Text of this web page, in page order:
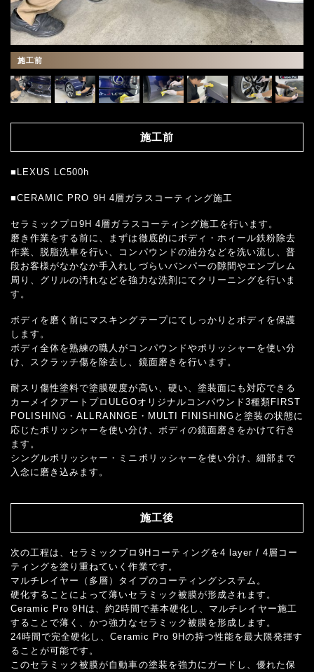
施工前
施工前
■LEXUS LC500h
■CERAMIC PRO 9H 4層ガラスコーティング施工
セラミックプロ9H 4層ガラスコーティング施工を行います。
磨き作業をする前に、まずは徹底的にボディ・ホィール鉄粉除去
作業、脱脂洗車を行い、コンパウンドの油分などを洗い流し、普
段お客様がなかなか手入れしづらいバンパーの隙間やエンブレム
周り、グリルの汚れなどを強力な洗剤にてクリーニングを行いま
す。
ボディを磨く前にマスキングテープにてしっかりとボディを保護
します。
ボディ全体を熟練の職人がコンパウンドやポリッシャーを使い分
け、スクラッチ傷を除去し、鏡面磨きを行います。
耐スリ傷性塗料で塗膜硬度が高い、硬い、塗装面にも対応できる
カーメイクアートプロULGOオリジナルコンパウンド3種類FIRST
POLISHING・ALLRANNGE・MULTI FINISHINGと塗装の状態に
応じたポリッシャーを使い分け、ボディの鏡面磨きをかけて行き
ます。
シングルポリッシャー・ミニポリッシャーを使い分け、細部まで
入念に磨き込みます。
施工後
次の工程は、セラミックプロ9Hコーティングを4 layer / 4層コー
ティングを塗り重ねていく作業です。
マルチレイヤー（多層）タイプのコーティングシステム。
硬化することによって薄いセラミック被膜が形成されます。
Ceramic Pro 9Hは、約2時間で基本硬化し、マルチレイヤー施工
することで薄く、かつ強力なセラミック被膜を形成します。
24時間で完全硬化し、Ceramic Pro 9Hの持つ性能を最大限発揮す
ることが可能です。
このセラミック被膜が自動車の塗装を強力にガードし、優れた保